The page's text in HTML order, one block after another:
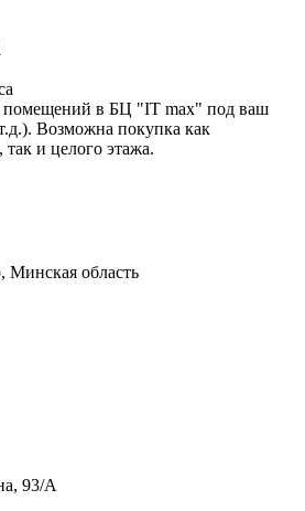
помещений в БЦ "IT max" под ваш
Возможна покупка как
и целого этажа.
Минская область
93/А